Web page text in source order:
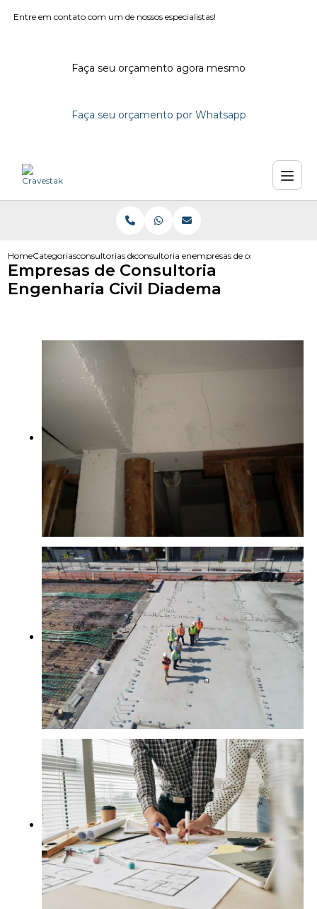
Entre em contato com um de nossos especialistas!
Faça seu orçamento agora mesmo
Faça seu orçamento por Whatsapp
HomeCategoriasconsultorias de engenharia
consultoria engenhariaempresas de consultoria
Empresas de Consultoria
Engenharia Civil Diadema